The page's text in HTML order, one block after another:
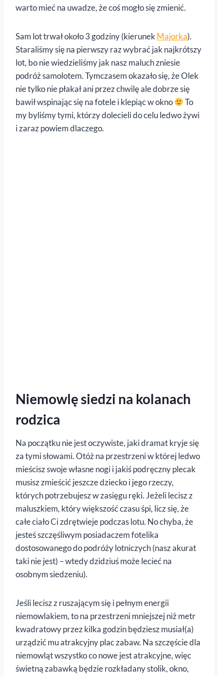
warto mieć na uwadze, że coś mogło się zmienić.
Sam lot trwał około 3 godziny (kierunek Majorka).
Staraliśmy się na pierwszy raz wybrać jak najkrótszy
lot, bo nie wiedzieliśmy jak nasz maluch zniesie
podróż samolotem. Tymczasem okazało się, że Olek
nie tylko nie płakał ani przez chwilę ale dobrze się
bawił wspinając się na fotele i klepiąc w okno
To
my byliśmy tymi, którzy dolecieli do celu ledwo żywi
i zaraz powiem dlaczego.
Niemowlę siedzi na kolanach
rodzica
Na początku nie jest oczywiste, jaki dramat kryje się
za tymi słowami. Otóż na przestrzeni w której ledwo
mieścisz swoje własne nogi i jakiś podręczny plecak
musisz zmieścić jeszcze dziecko i jego rzeczy,
których potrzebujesz w zasięgu ręki. Jeżeli lecisz z
maluszkiem, który większość czasu śpi, licz się, że
całe ciało Ci zdrętwieje podczas lotu. No chyba, że
jesteś szczęśliwym posiadaczem fotelika
dostosowanego do podróży lotniczych (nasz akurat
taki nie jest) – wtedy dzidziuś może lecieć na
osobnym siedzeniu).
Jeśli lecisz z ruszającym się i pełnym energii
niemowlakiem, to na przestrzeni mniejszej niż metr
kwadratowy przez kilka godzin będziesz musiał(a)
urządzić mu atrakcyjny plac zabaw. Na szczęście dla
niemowląt wszystko co nowe jest atrakcyjne, więc
świetną zabawką będzie rozkładany stolik, okno,